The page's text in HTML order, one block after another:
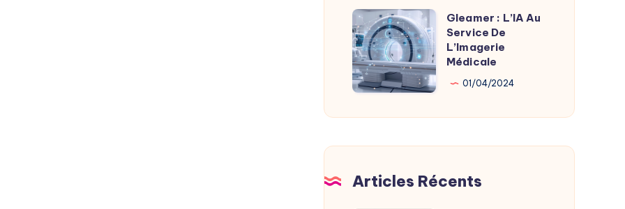
Alternatives
2025
Gleamer
:
L’IA
Au
Service
De
Gleamer : L’IA Au
Service De
L’Imagerie
Médicale
01/04/2024
Articles Récents